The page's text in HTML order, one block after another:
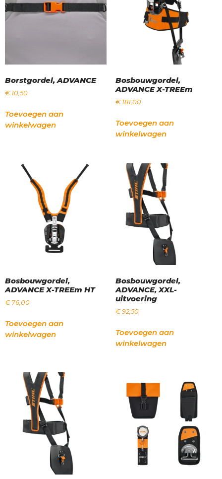
Borstgordel, ADVANCE
€10,50
Toevoegen aan
winkelwagen
Bosbouwgordel,
ADVANCE X-TREEm
€181,00
Toevoegen aan
winkelwagen
Bosbouwgordel,
ADVANCE X-TREEm HT
€76,00
Toevoegen aan
winkelwagen
Bosbouwgordel,
ADVANCE, XXL-
uitvoering
€92,50
Toevoegen aan
winkelwagen